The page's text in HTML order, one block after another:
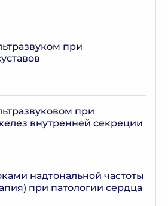
при
при
внутренней секреции
надтональной частоты
при патологии сердца